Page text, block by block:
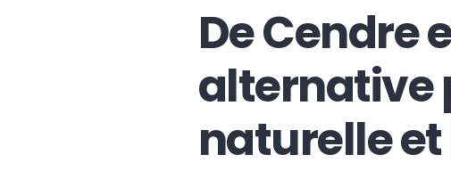
De Cendre
alternative
naturelle